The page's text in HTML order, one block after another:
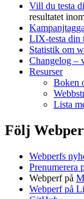
Vill du testa
resultatet
LIX-testa din
Statistik om
Changelog –
Resurser
Boken
Lista
Följ
Webperfs
Prenumerera
Webperf på
Webperf på